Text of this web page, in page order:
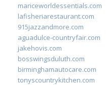
mariceworldessentials.com
lafisheriarestaurant.com
915jazzandmore.com
aguadulce-countryfair.com
jakehovis.com
bosswingsduluth.com
birminghamautocare.com
tonyscountrykitchen.com